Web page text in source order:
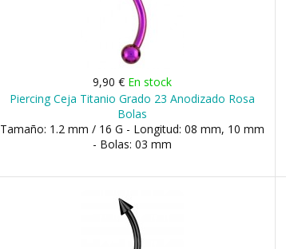
9,90 € En stock
Piercing Ceja Titanio Grado 23 Anodizado Rosa
Bolas
Tamaño: 1.2 mm / 16 G - Longitud: 08 mm, 10 mm
- Bolas: 03 mm